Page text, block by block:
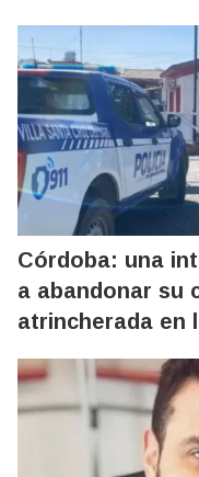
Córdoba: una
a abandonar su
atrincherada en